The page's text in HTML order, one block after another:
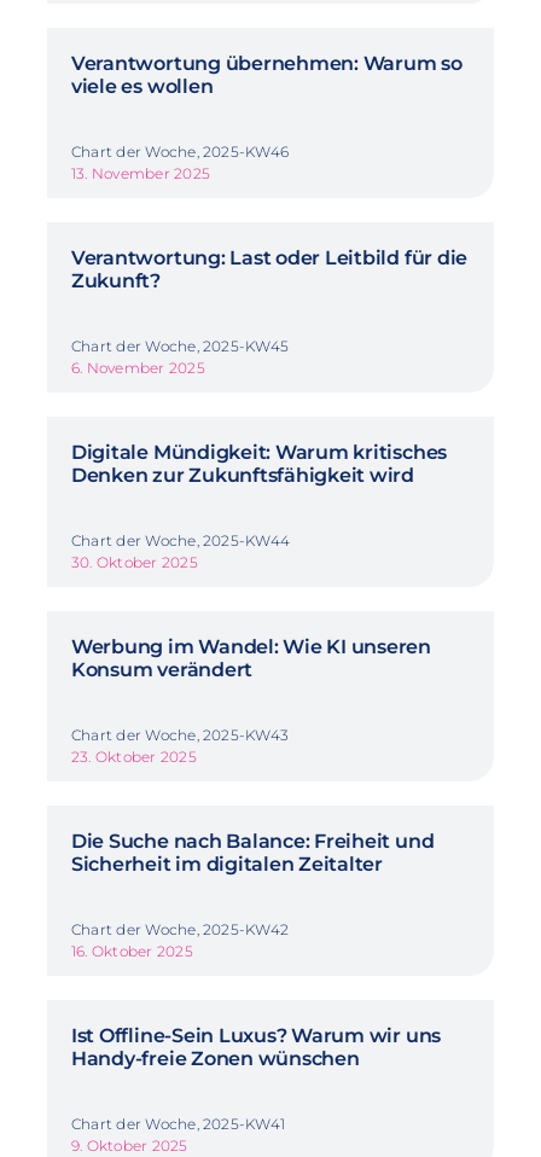
Verantwortung übernehmen: Warum so
viele es wollen
Chart der Woche, 2025-KW46
13. November 2025
Verantwortung: Last oder Leitbild für die
Zukunft?
Chart der Woche, 2025-KW45
6. November 2025
Digitale Mündigkeit: Warum kritisches
Denken zur Zukunftsfähigkeit wird
Chart der Woche, 2025-KW44
30. Oktober 2025
Werbung im Wandel: Wie KI unseren
Konsum verändert
Chart der Woche, 2025-KW43
23. Oktober 2025
Die Suche nach Balance: Freiheit und
Sicherheit im digitalen Zeitalter
Chart der Woche, 2025-KW42
16. Oktober 2025
Ist Offline-Sein Luxus? Warum wir uns
Handy-freie Zonen wünschen
Chart der Woche, 2025-KW41
9. Oktober 2025